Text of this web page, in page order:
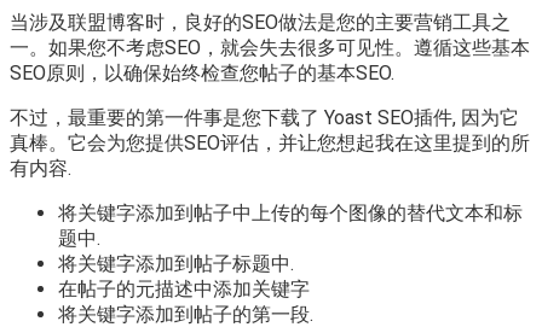
当涉及联盟博客时，良好的SEO做法是您的主要营销工具之
一。如果您不考虑SEO，就会失去很多可见性。遵循这些基本
SEO原则，以确保始终检查您帖子的基本SEO.
不过，最重要的第一件事是您下载了 Yoast SEO插件, 因为它
真棒。它会为您提供SEO评估，并让您想起我在这里提到的所
有内容.
将关键字添加到帖子中上传的每个图像的替代文本和标
题中.
将关键字添加到帖子标题中.
在帖子的元描述中添加关键字
将关键字添加到帖子的第一段.